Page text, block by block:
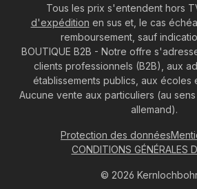
Tous les prix s'entendent hors
d'expédition en sus et, le cas
remboursement, sauf
BOUTIQUE B2B - Notre offre
clients professionnels (B2B), aux
établissements publics, aux écoles
Aucune vente aux particuliers (au
allemand).
© 2026
Protection des données
CONDITIONS GÉNÉRALES